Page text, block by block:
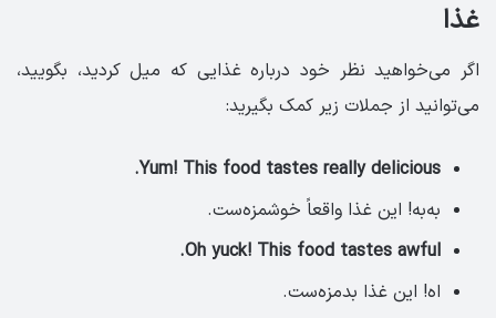
غذا
اگر می‌خواهید نظر خود درباره غذایی که میل کردید، بگویید،
می‌توانید از جملات زیر کمک بگیرید:
Yum! This food tastes really delicious.
به‌به! این غذا واقعاً خوشمزه‌ست.
Oh yuck! This food tastes awful.
اه! این غذا بدمزه‌ست.